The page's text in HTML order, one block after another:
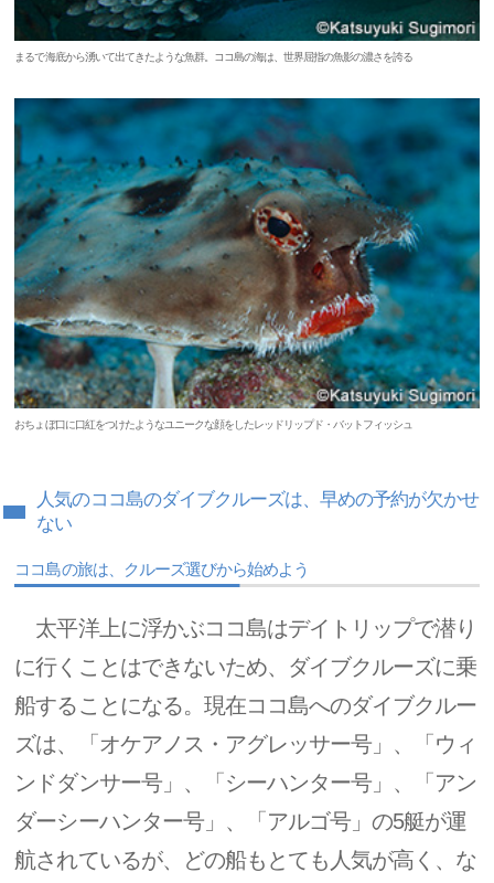
まるで海底から湧いて出てきたような魚群。ココ島の海は、世界屈指の魚影の濃さを誇る
おちょぼ口に口紅をつけたようなユニークな顔をしたレッドリップド・バットフィッシュ
人気のココ島のダイブクルーズは、早めの予約が欠かせ
ない
ココ島の旅は、クルーズ選びから始めよう
太平洋上に浮かぶココ島はデイトリップで潜り
に行くことはできないため、ダイブクルーズに乗
船することになる。現在ココ島へのダイブクルー
ズは、「オケアノス・アグレッサー号」、「ウィ
ンドダンサー号」、「シーハンター号」、「アン
ダーシーハンター号」、「アルゴ号」の5艇が運
航されているが、どの船もとても人気が高く、な